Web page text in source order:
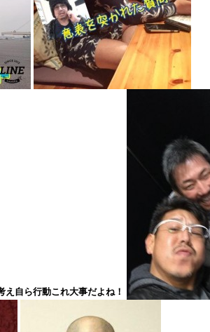
え自ら行動これ大事だよね！